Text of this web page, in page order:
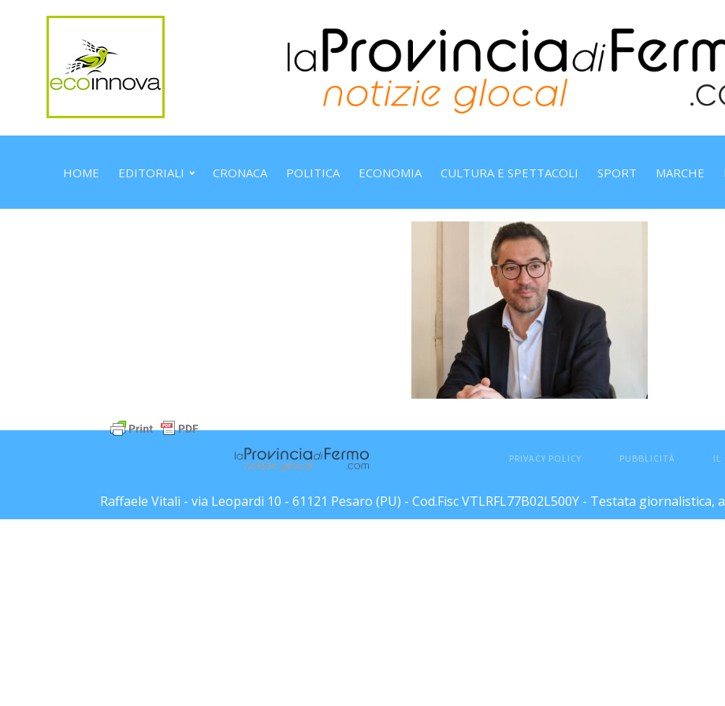
HOME EDITORIALI CRONACA POLITICA ECONOMIA CULTURA E SPETTACOLI SPORT MARCHE
PRIVACY POLICY PUBBLICITÀ IL
Raffaele Vitali - via Leopardi 10 - 61121 Pesaro (PU) - Cod.Fisc VTLRFL77B02L500Y - Testata